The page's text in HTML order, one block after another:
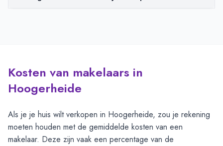
Kosten van makelaars in
Hoogerheide
Als je je huis wilt verkopen in Hoogerheide, zou je rekening
moeten houden met de gemiddelde kosten van een
makelaar. Deze zijn vaak een percentage van de